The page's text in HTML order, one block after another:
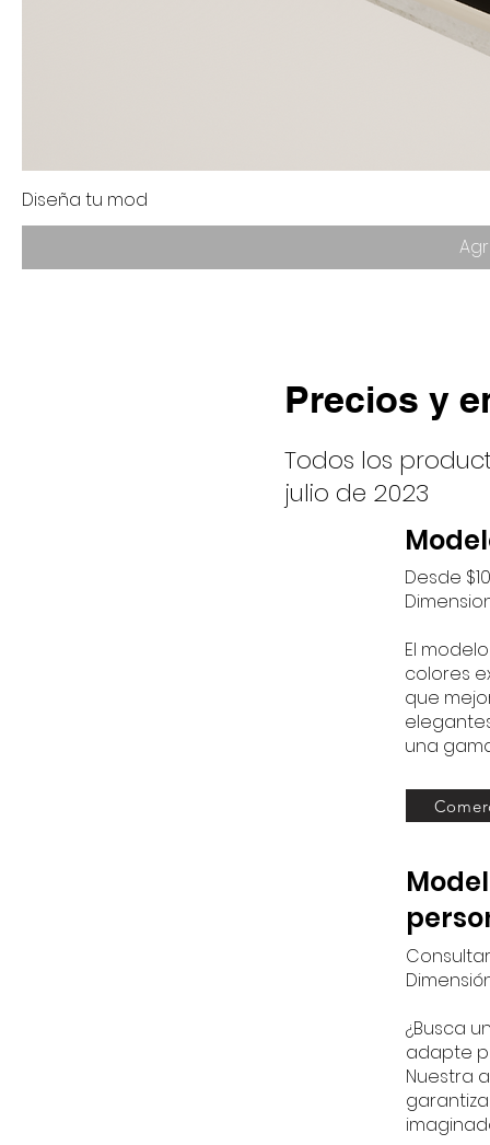
Diseña tu mod
Precios y
Todos los
julio de 2023
Desde
El
colores
que
una
¿Busca
adapte
Nuestra